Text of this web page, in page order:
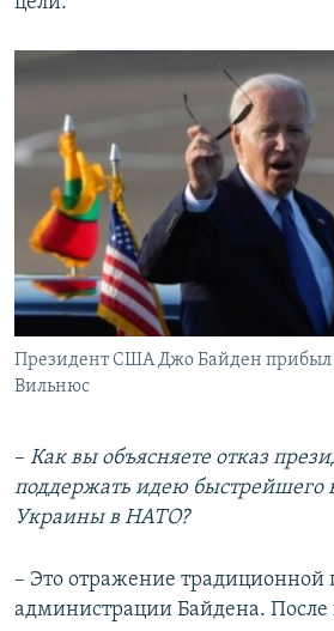
Президент США Джо Байден
Вильнюс
– Как вы объясняете отказ
поддержать идею быстрейшего
Украины в НАТО?
– Это отражение традиционной
администрации Байдена. После